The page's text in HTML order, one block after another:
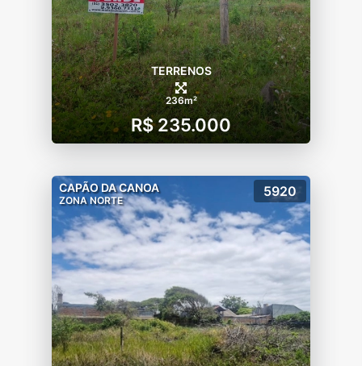
TERRENOS
236m²
R$ 235.000
CAPÃO DA CANOA
ZONA NORTE
5920